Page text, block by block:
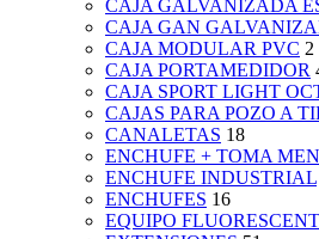
CAJA GALVANIZADA
CAJA GAN
CAJA MODULAR PVC 2
CAJA PORTAMEDIDOR
CAJA SPORT LIGHT
CAJAS PARA POZO A
CANALETAS 18
ENCHUFE + TOMA
ENCHUFE INDUSTRIAL
ENCHUFES 16
EQUIPO